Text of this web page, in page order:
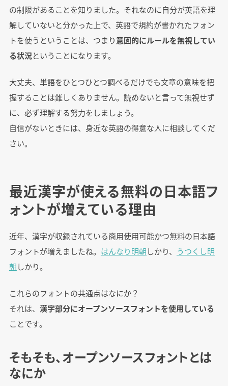
の制限があることを知りました。それなのに自分が英語を理
解していないと分かった上で、英語で規約が書かれたフォン
トを使うということは、つまり意図的にルールを無視してい
る状況ということになります。
大丈夫、単語をひとつひとつ調べるだけでも文章の意味を把
握することは難しくありません。読めないと言って無視せず
に、必ず理解する努力をしましょう。
自信がないときには、身近な英語の得意な人に相談してくだ
さい。
最近漢字が使える無料の日本語フ
ォントが増えている理由
近年、漢字が収録されている商用使用可能かつ無料の日本語
フォントが増えましたね。 はんなり明朝しかり、 うつくし明
朝しかり。
これらのフォントの共通点はなにか？
それは、 漢字部分にオープンソースフォントを使用している
ことです。
そもそも、オープンソースフォントとは
なにか